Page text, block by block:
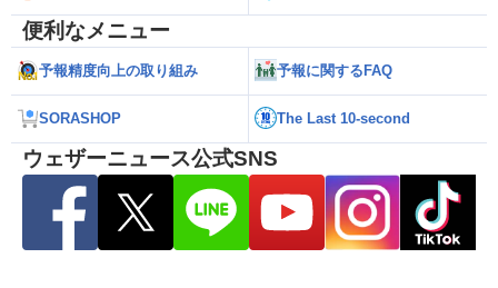
便利なメニュー
予報精度向上の取り組み 予報に関するFAQ
SORASHOP The Last 10-second
ウェザーニュース公式SNS